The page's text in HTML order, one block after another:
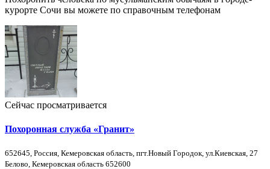
курорте Сочи вы можете по справочным телефонам
Сейчас просматривается
Похоронная служба «Гранит»
652645, Россия, Кемеровская область, пгт.Новый Городок, ул.Киевская, 27
Белово, Кемеровская область 652600